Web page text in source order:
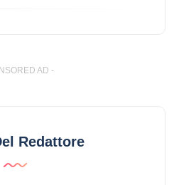
AD -
Redattore